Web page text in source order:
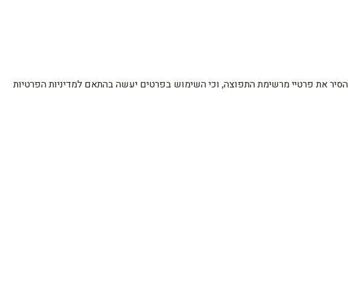
את פרטיי מרשימת התפוצה, וכי השימוש בפרטים יעשה בהתאם למדיניות הפרטיות